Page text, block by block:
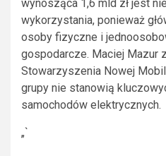
wynosząca 1,6 mld zł jest
wykorzystania, ponieważ
osoby fizyczne i
gospodarcze. Maciej Mazur
Stowarzyszenia Nowej
grupy nie stanowią
samochodów elektrycznych.
„`